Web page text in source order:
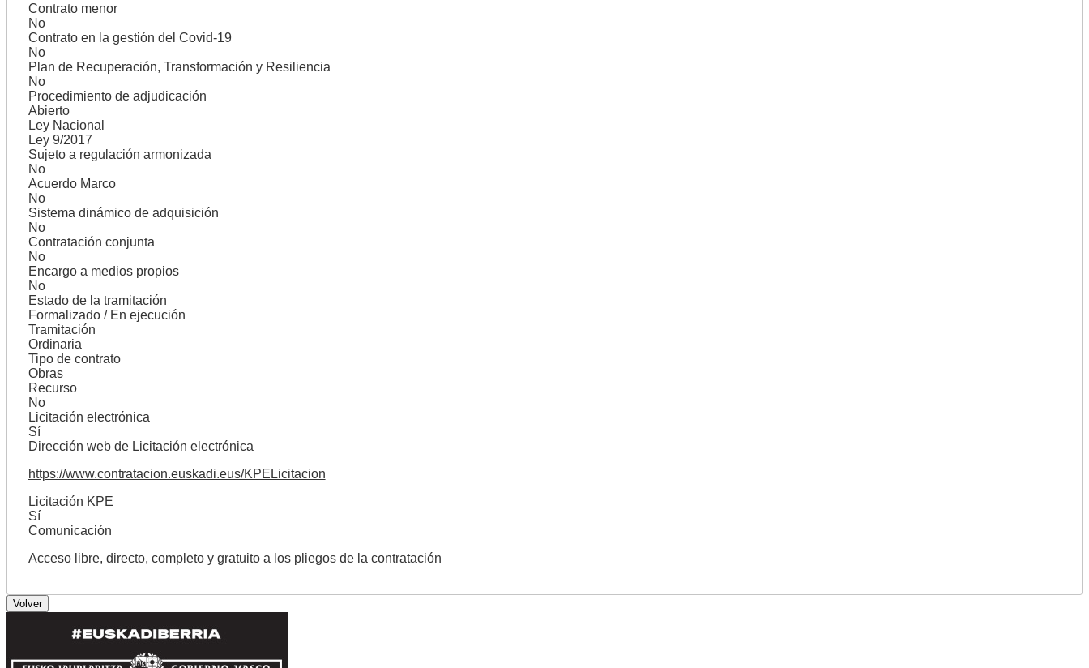
Contrato menor
No
Contrato en la gestión del Covid-19
No
Plan de Recuperación, Transformación y Resiliencia
No
Procedimiento de adjudicación
Abierto
Ley Nacional
Ley 9/2017
Sujeto a regulación armonizada
No
Acuerdo Marco
No
Sistema dinámico de adquisición
No
Contratación conjunta
No
Encargo a medios propios
No
Estado de la tramitación
Formalizado / En ejecución
Tramitación
Ordinaria
Tipo de contrato
Obras
Recurso
No
Licitación electrónica
Sí
Dirección web de Licitación electrónica
https://www.contratacion.euskadi.eus/KPELicitacion
Licitación KPE
Sí
Comunicación
Acceso libre, directo, completo y gratuito a los pliegos de la contratación